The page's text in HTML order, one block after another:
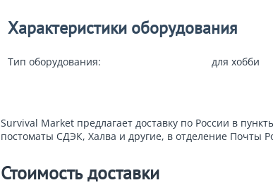
Характеристики оборудования
Тип оборудования: для хобби
Survival Market предлагает доставку по России в
постоматы СДЭК, Халва и другие, в отделение Почты
Стоимость доставки